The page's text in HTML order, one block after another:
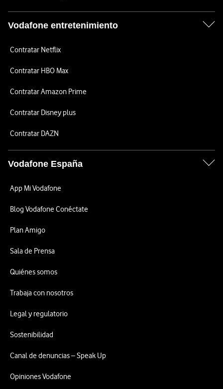
Vodafone entretenimiento
Contratar Netflix
Contratar HBO Max
Contratar Amazon Prime
Contratar Disney plus
Contratar DAZN
Vodafone España
App Mi Vodafone
Blog Vodafone Conéctate
Plan Amigo
Sala de Prensa
Quiénes somos
Trabaja con nosotros
Legal y regulatorio
Sostenibilidad
Canal de denuncias – Speak Up
Opiniones Vodafone